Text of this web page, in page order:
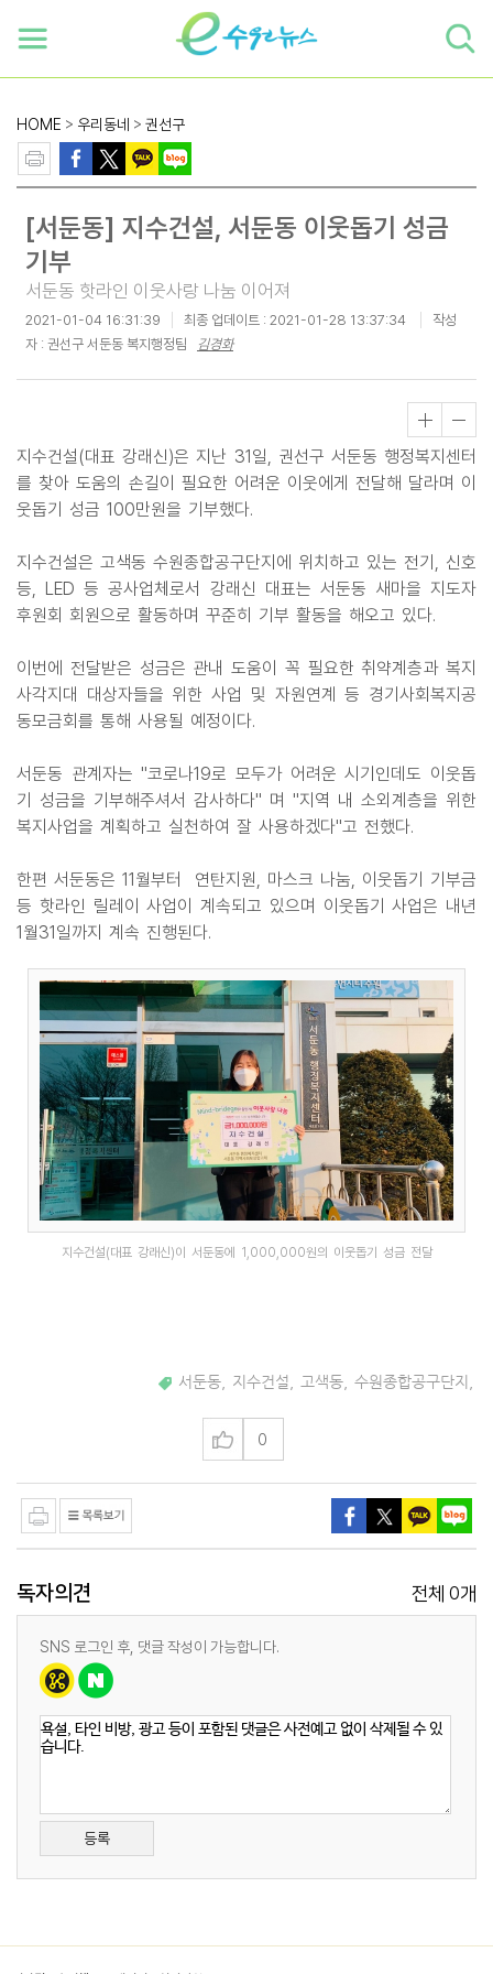
HOME > 우리동네 > 권선구
[서둔동] 지수건설, 서둔동 이웃돕기 성금
기부
서둔동 핫라인 이웃사랑 나눔 이어져
2021-01-04 16:31:39 최종 업데이트 : 2021-01-28 13:37:34
작성
자 : 권선구 서둔동 복지행정팀
김경화
지수건설(대표 강래신)은 지난 31일, 권선구 서둔동 행정복지센터
를 찾아 도움의 손길이 필요한 어려운 이웃에게 전달해 달라며 이
웃돕기 성금 100만원을 기부했다.
지수건설은 고색동 수원종합공구단지에 위치하고 있는 전기, 신호
등, LED 등 공사업체로서 강래신 대표는 서둔동 새마을 지도자
후원회 회원으로 활동하며 꾸준히 기부 활동을 해오고 있다.
이번에 전달받은 성금은 관내 도움이 꼭 필요한 취약계층과 복지
사각지대 대상자들을 위한 사업 및 자원연계 등 경기사회복지공
동모금회를 통해 사용될 예정이다.
서둔동 관계자는 "코로나19로 모두가 어려운 시기인데도 이웃돕
기 성금을 기부해주셔서 감사하다" 며 "지역 내 소외계층을 위한
복지사업을 계획하고 실천하여 잘 사용하겠다"고 전했다.
한편 서둔동은 11월부터 연탄지원, 마스크 나눔, 이웃돕기 기부금
등 핫라인 릴레이 사업이 계속되고 있으며 이웃돕기 사업은 내년
1월31일까지 계속 진행된다.
지수건설(대표 강래신)이 서둔동에 1,000,000원의 이웃돕기 성금 전달
서둔동 지수건설 고색동 수원종합공구단지
0
독자의견 전체 0개
SNS 로그인 후, 댓글 작성이 가능합니다.
등록